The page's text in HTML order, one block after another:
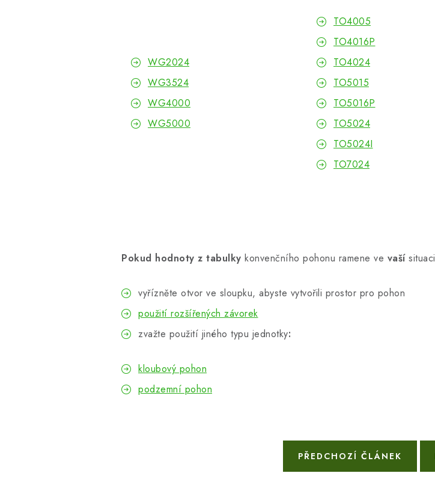
WG2024
WG3524
WG4000
WG5000
TO4005
TO4016P
TO4024
TO5015
TO5016P
TO5024
TO5024I
TO7024
Pokud hodnoty z tabulky konvenčního pohonu ramene ve vaší situaci
vyřízněte otvor ve sloupku, abyste vytvořili prostor pro pohon
použití rozšířených závorek
zvažte použití jiného typu jednotky:
kloubový pohon
podzemní pohon
PŘEDCHOZÍ ČLÁNEK